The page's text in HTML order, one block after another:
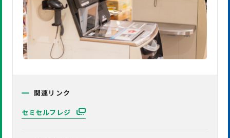
関連リンク
セミセルフレジ